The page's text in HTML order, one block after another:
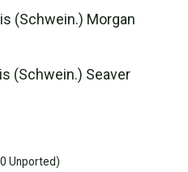
(Schwein.) Morgan
(Schwein.) Seaver
Unported)